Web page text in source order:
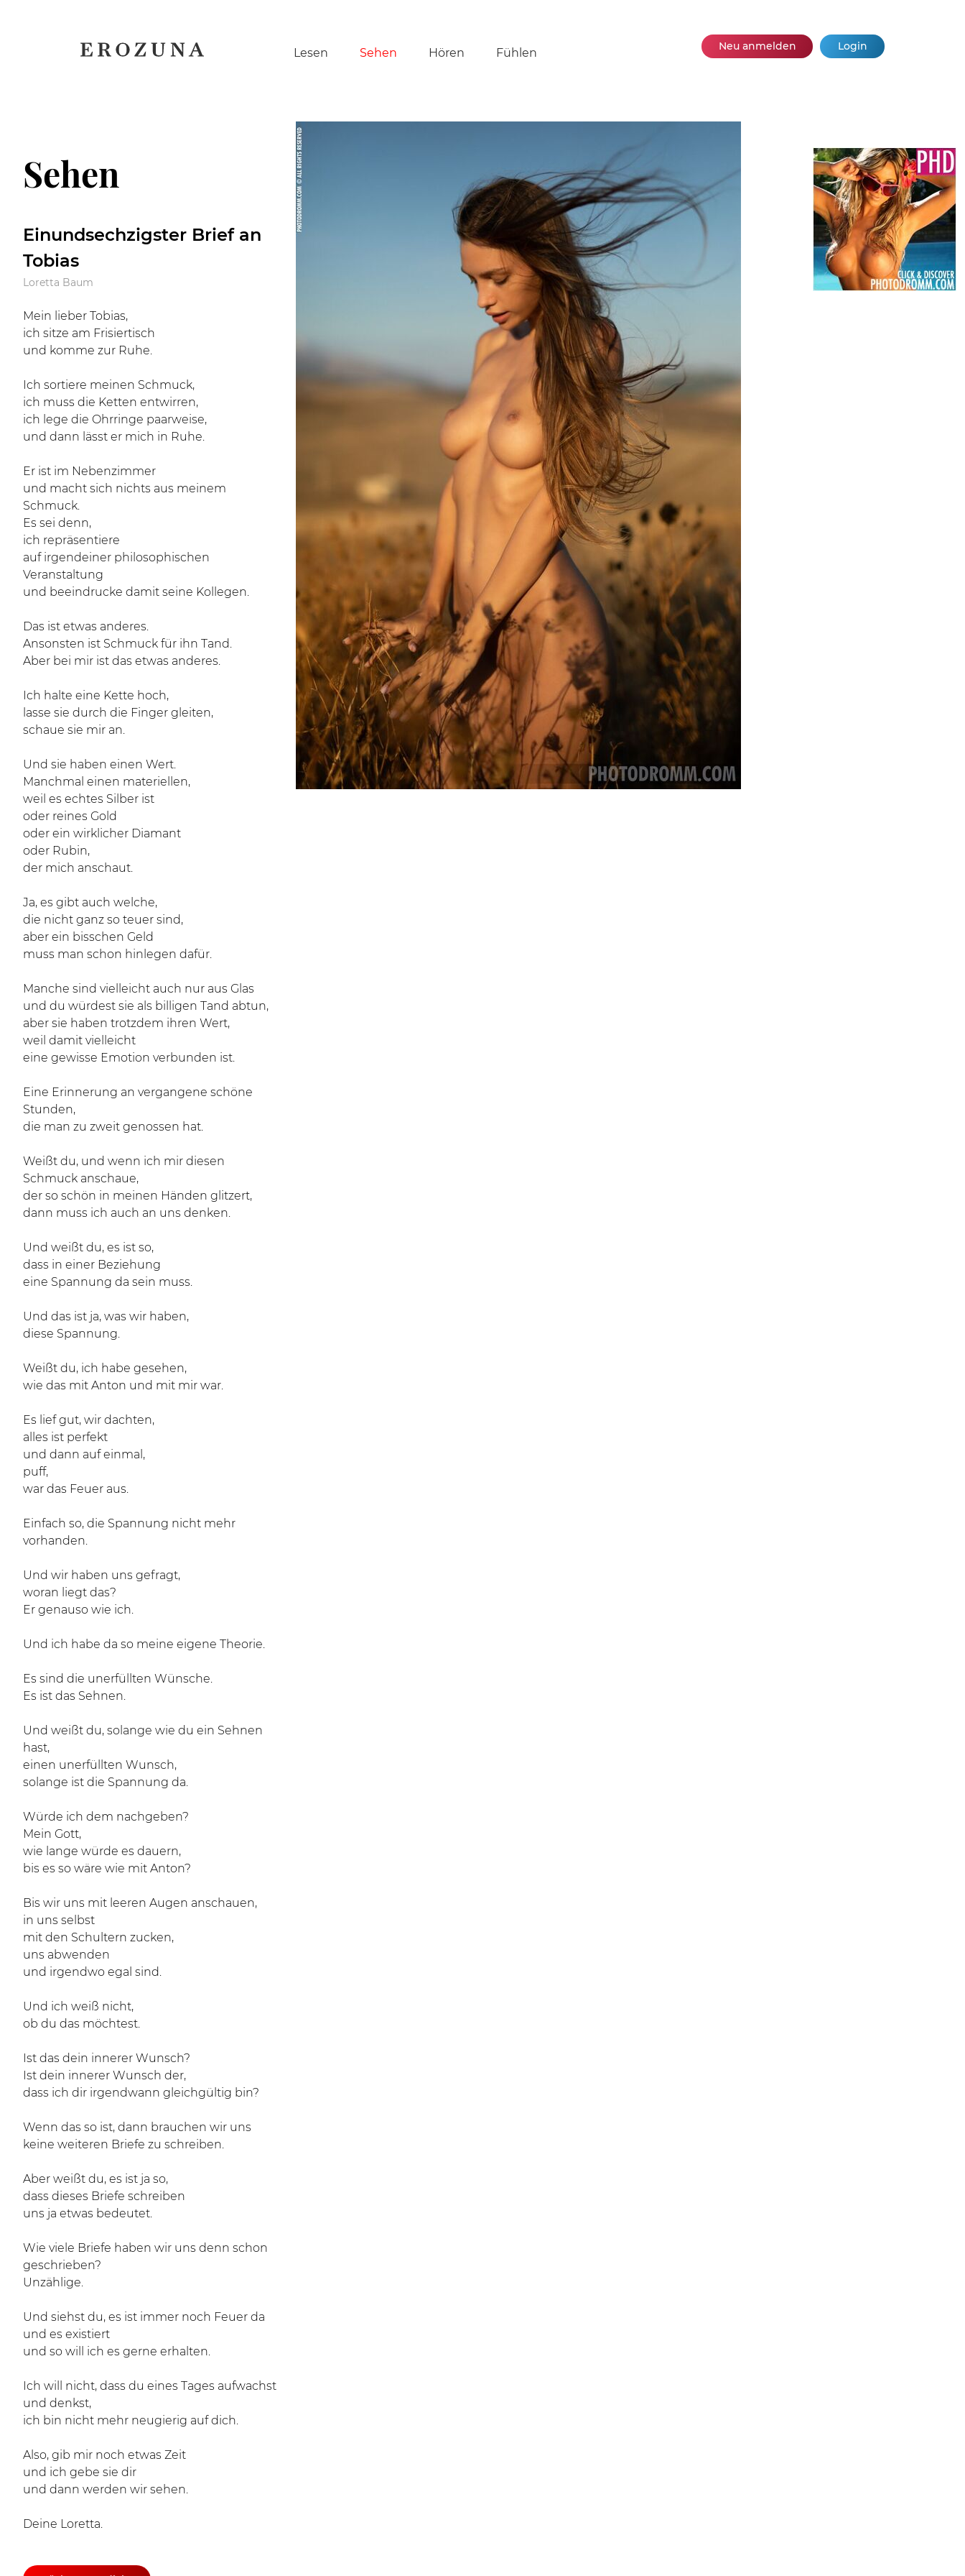
Navigation
Lesen Sehen Hören Fühlen Neu anmelden Login
Sehen
Einundsechzigster Brief an
Tobias
Loretta Baum
Mein lieber Tobias,
ich sitze am Frisiertisch
und komme zur Ruhe.
Ich sortiere meinen Schmuck,
ich muss die Ketten entwirren,
ich lege die Ohrringe paarweise,
und dann lässt er mich in Ruhe.
Er ist im Nebenzimmer
und macht sich nichts aus meinem
Schmuck.
Es sei denn,
ich repräsentiere
auf irgendeiner philosophischen
Veranstaltung
und beeindrucke damit seine Kollegen.
Das ist etwas anderes.
Ansonsten ist Schmuck für ihn Tand.
Aber bei mir ist das etwas anderes.
Ich halte eine Kette hoch,
lasse sie durch die Finger gleiten,
schaue sie mir an.
Und sie haben einen Wert.
Manchmal einen materiellen,
weil es echtes Silber ist
oder reines Gold
oder ein wirklicher Diamant
oder Rubin,
der mich anschaut.
Ja, es gibt auch welche,
die nicht ganz so teuer sind,
aber ein bisschen Geld
muss man schon hinlegen dafür.
Manche sind vielleicht auch nur aus Glas
und du würdest sie als billigen Tand abtun,
aber sie haben trotzdem ihren Wert,
weil damit vielleicht
eine gewisse Emotion verbunden ist.
Eine Erinnerung an vergangene schöne
Stunden,
die man zu zweit genossen hat.
Weißt du, und wenn ich mir diesen
Schmuck anschaue,
der so schön in meinen Händen glitzert,
dann muss ich auch an uns denken.
Und weißt du, es ist so,
dass in einer Beziehung
eine Spannung da sein muss.
Und das ist ja, was wir haben,
diese Spannung.
Weißt du, ich habe gesehen,
wie das mit Anton und mit mir war.
Es lief gut, wir dachten,
alles ist perfekt
und dann auf einmal,
puff,
war das Feuer aus.
Einfach so, die Spannung nicht mehr
vorhanden.
Und wir haben uns gefragt,
woran liegt das?
Er genauso wie ich.
Und ich habe da so meine eigene Theorie.
Es sind die unerfüllten Wünsche.
Es ist das Sehnen.
Und weißt du, solange wie du ein Sehnen
hast,
einen unerfüllten Wunsch,
solange ist die Spannung da.
Würde ich dem nachgeben?
Mein Gott,
wie lange würde es dauern,
bis es so wäre wie mit Anton?
Bis wir uns mit leeren Augen anschauen,
in uns selbst
mit den Schultern zucken,
uns abwenden
und irgendwo egal sind.
Und ich weiß nicht,
ob du das möchtest.
Ist das dein innerer Wunsch?
Ist dein innerer Wunsch der,
dass ich dir irgendwann gleichgültig bin?
Wenn das so ist, dann brauchen wir uns
keine weiteren Briefe zu schreiben.
Aber weißt du, es ist ja so,
dass dieses Briefe schreiben
uns ja etwas bedeutet.
Wie viele Briefe haben wir uns denn schon
geschrieben?
Unzählige.
Und siehst du, es ist immer noch Feuer da
und es existiert
und so will ich es gerne erhalten.
Ich will nicht, dass du eines Tages aufwachst
und denkst,
ich bin nicht mehr neugierig auf dich.
Also, gib mir noch etwas Zeit
und ich gebe sie dir
und dann werden wir sehen.
Deine Loretta.